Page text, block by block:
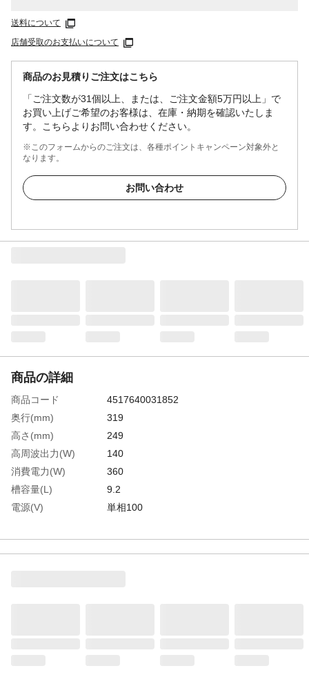
送料について
店舗受取のお支払いについて
商品のお見積りご注文はこちら
「ご注文数が31個以上、または、ご注文金額5万円以上」で
お買い上げご希望のお客様は、在庫・納期を確認いたしま
す。こちらよりお問い合わせください。
※このフォームからのご注文は、各種ポイントキャンペーン対象外と
なります。
お問い合わせ
商品の詳細
商品コード
4517640031852
奥行(mm)
319
高さ(mm)
249
高周波出力(W)
140
消費電力(W)
360
槽容量(L)
9.2
電源(V)
単相100
幅(mm)
381